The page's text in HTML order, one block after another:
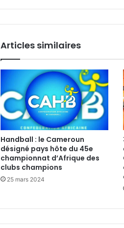
Articles similaires
Handball : le Cameroun
désigné pays hôte du 45e
championnat d’Afrique des
clubs champions
25 mars 2024